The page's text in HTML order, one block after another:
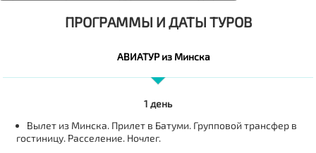
ПРОГРАММЫ И ДАТЫ ТУРОВ
АВИАТУР из Минска
1 день
Вылет из Минска. Прилет в Батуми. Групповой трансфер в
гостиницу. Расселение. Ночлег.